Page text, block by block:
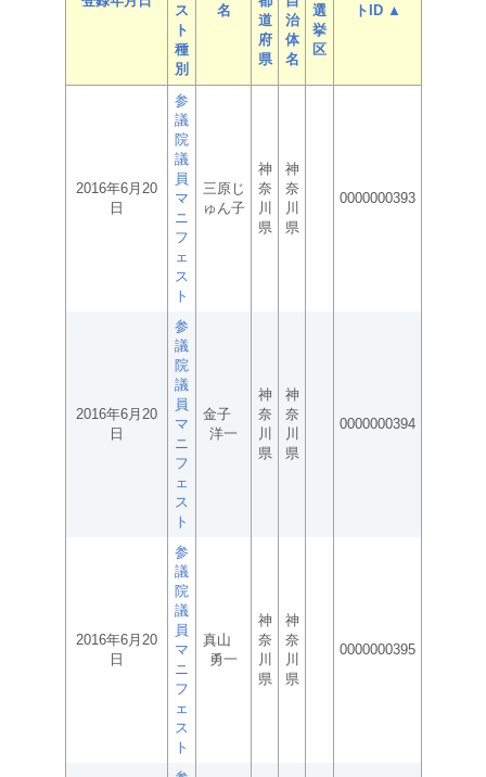
ス
ト
種
別
名
道
府
県
治
体
名
選
挙
区
トID ▲
2016年6月20
日
参
議
院
議
員
マ
ニ
フ
ェ
ス
ト
三原じ
ゅん子
神
奈
川
県
神
奈
川
県
0000000393
2016年6月20
日
参
議
院
議
員
マ
ニ
フ
ェ
ス
ト
金子
洋一
神
奈
川
県
神
奈
川
県
0000000394
2016年6月20
日
参
議
院
議
員
マ
ニ
フ
ェ
ス
ト
真山
勇一
神
奈
川
県
神
奈
川
県
0000000395